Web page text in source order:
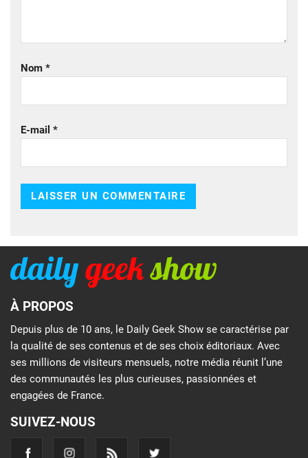
Nom *
E-mail *
À PROPOS
Depuis plus de 10 ans, le Daily Geek Show se caractérise par
la qualité de ses contenus et de ses choix éditoriaux. Avec
ses millions de visiteurs mensuels, notre média réunit l’une
des communautés les plus curieuses, passionnées et
engagées de France.
SUIVEZ-NOUS